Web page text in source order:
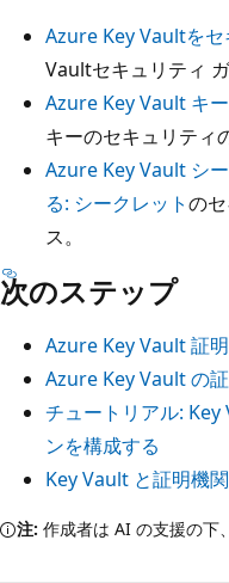
Azure Key Vaultを
Vaultセキュリティ ガ
Azure Key Vault キ
キーのセキュリティ
Azure Key Vault シ
る: シークレットの
ス。
次のステップ
Azure Key Vault 証
Azure Key Vault の
チュートリアル:
ンを構成する
Key Vault と証明機
注: 作成者は AI の支援の下